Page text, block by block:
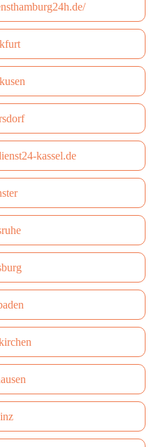
kassel.de